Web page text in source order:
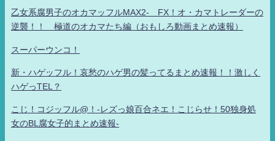
乙女系腐男子のオカマッフルMAX2- FX！オ・カマトレーダーの
逆襲！！ 極道のオカマたち編（おもしろ動画まとめ速報）
スーパーウンコ！
新・ハゲッフル！哀愁のハゲ男の髪ってるまとめ速報！！激しく
ハゲっTEL？
こじ！コジッフル@！-レズっ娘百合ネエ！こじらせ！50独身処
女のBL腐女子的まとめ速報-